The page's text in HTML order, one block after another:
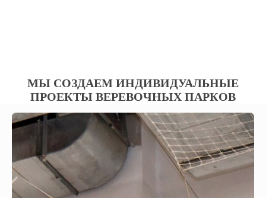
МЫ СОЗДАЕМ ИНДИВИДУАЛЬНЫЕ
ПРОЕКТЫ ВЕРЕВОЧНЫХ ПАРКОВ